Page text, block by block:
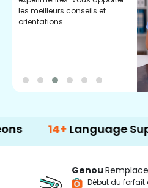
les meilleurs conseils et
orientations.
14+Language Support
Genou
Début du forfait